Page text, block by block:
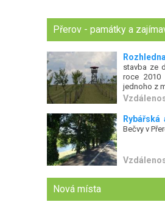
Přerov - památky a
stavba ze
roce 2010
jednoho z
Rybářská
Bečvy v
Nová místa